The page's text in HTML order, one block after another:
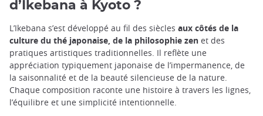
d’Ikebana à Kyoto ?
L’Ikebana s’est développé au fil des siècles aux côtés de la
culture du thé japonaise, de la philosophie zen et des
pratiques artistiques traditionnelles. Il reflète une
appréciation typiquement japonaise de l’impermanence, de
la saisonnalité et de la beauté silencieuse de la nature.
Chaque composition raconte une histoire à travers les lignes,
l’équilibre et une simplicité intentionnelle.